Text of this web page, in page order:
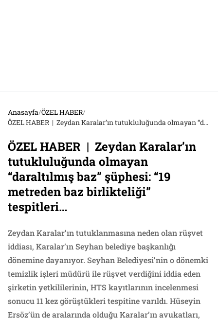
Anasayfa/ÖZEL HABER/
ÖZEL HABER | Zeydan Karalar’ın tutukluluğunda olmayan “daraltılmış baz” şüphesi: “19 metreden baz birlikteliği” tespitleri…
ÖZEL HABER | Zeydan Karalar’ın
tutukluluğunda olmayan
“daraltılmış baz” şüphesi: “19
metreden baz birlikteliği”
tespitleri…
Zeydan Karalar’ın tutuklanmasına neden olan rüşvet
iddiası, Karalar’ın Seyhan belediye başkanlığı
dönemine dayanıyor. Seyhan Belediyesi’nin o dönemki
temizlik işleri müdürü ile rüşvet verdiğini iddia eden
şirketin yetkililerinin, HTS kayıtlarının incelenmesi
sonucu 11 kez görüştükleri tespitine varıldı. Hüseyin
Ersöz’ün de aralarında olduğu Karalar’ın avukatları,